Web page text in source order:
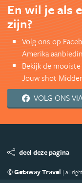
En wil je als
zijn?
Volg ons op
Amerika
Bekijk de
Jouw shot
VOLG ONS
deel deze pagina
© Getaway Travel | all